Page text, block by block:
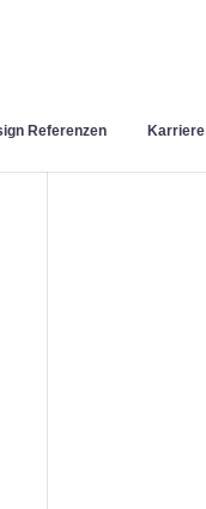
Referenzen Karriere